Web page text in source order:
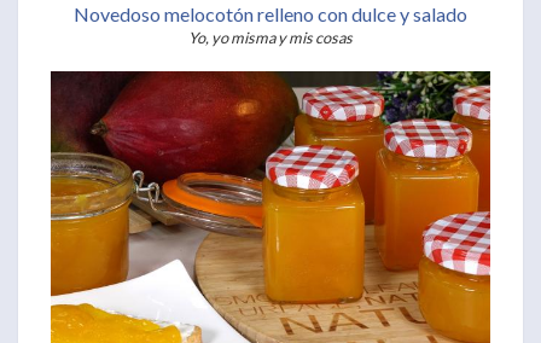
Novedoso melocotón relleno con dulce y salado
Yo, yo misma y mis cosas